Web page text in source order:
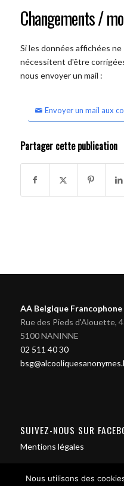
Changements /
Si les données affichées
nécessitent d'être
nous envoyer un mail :
Envoyer un mail aux
Partager cette publication
AA Belgique Francophone
Rue des Pieds d'Alouette,
5100 NANINNE
02 511 40 30
SUIVEZ-NOUS SUR
Mentions légales
Nous utilisons des